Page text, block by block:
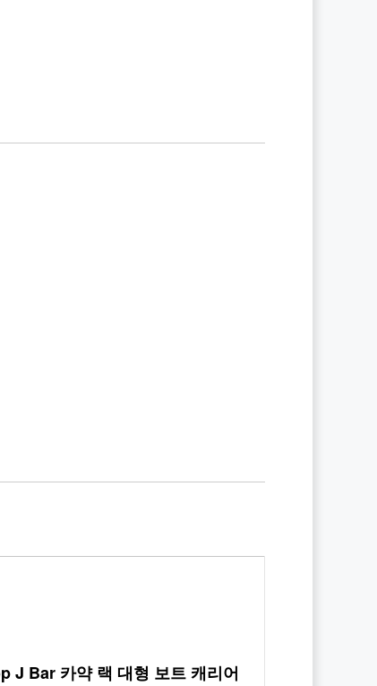
J Bar 카약 랙 대형 보트 캐리어